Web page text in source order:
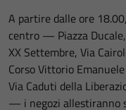
A partire dalle ore
centro — Piazza Ducale,
XX Settembre, Via
Corso Vittorio
Via Caduti della
— i negozi allestiranno